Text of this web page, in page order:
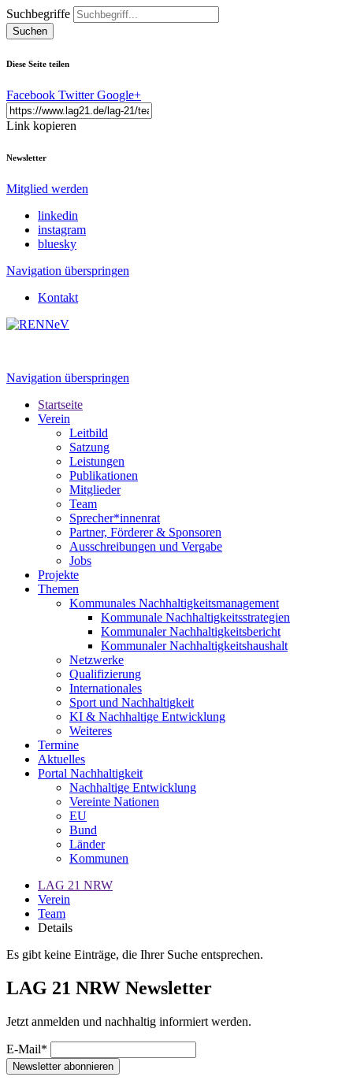
Suchbegriffe
Suchen
Diese Seite teilen
Facebook Twitter Google+
Link kopieren
Newsletter
Mitglied werden
linkedin
instagram
bluesky
Navigation überspringen
Kontakt
Navigation überspringen
Startseite
Verein
Leitbild
Satzung
Leistungen
Publikationen
Mitglieder
Team
Sprecher*innenrat
Partner, Förderer & Sponsoren
Ausschreibungen und Vergabe
Jobs
Projekte
Themen
Kommunales Nachhaltigkeitsmanagement
Kommunale Nachhaltigkeitsstrategien
Kommunaler Nachhaltigkeitsbericht
Kommunaler Nachhaltigkeitshaushalt
Netzwerke
Qualifizierung
Internationales
Sport und Nachhaltigkeit
KI & Nachhaltige Entwicklung
Weiteres
Termine
Aktuelles
Portal Nachhaltigkeit
Nachhaltige Entwicklung
Vereinte Nationen
EU
Bund
Länder
Kommunen
LAG 21 NRW
Verein
Team
Details
Es gibt keine Einträge, die Ihrer Suche entsprechen.
LAG 21 NRW Newsletter
Jetzt anmelden und nachhaltig informiert werden.
E-Mail*
Newsletter abonnieren